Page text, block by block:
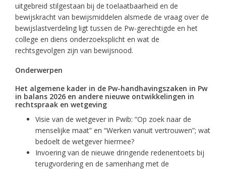
uitgebreid stilgestaan bij de toelaatbaarheid en de
bewijskracht van bewijsmiddelen alsmede de vraag over de
bewijslastverdeling ligt tussen de Pw-gerechtigde en het
college en diens onderzoeksplicht en wat de
rechtsgevolgen zijn van bewijsnood.
Onderwerpen
Het algemene kader in de Pw-handhavingszaken in Pw
in balans 2026 en andere nieuwe ontwikkelingen in
rechtspraak en wetgeving
Visie van de wetgever in Pwib: “Op zoek naar de
menselijke maat” en “Werken vanuit vertrouwen”; wat
bedoelt de wetgever hiermee?
Invoering van de nieuwe dringende redenentoets bij
terugvordering en de samenhang met de